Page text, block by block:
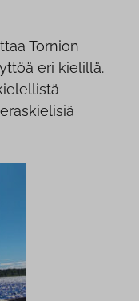
Tornion
eri kielillä.